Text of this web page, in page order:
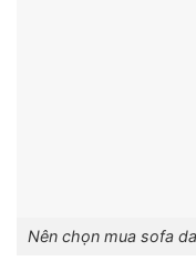
Nên chọn mua sofa